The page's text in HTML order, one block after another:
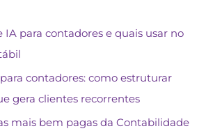
IA para contadores e quais usar no
contadores: como estruturar
gera clientes recorrentes
mais bem pagas da Contabilidade